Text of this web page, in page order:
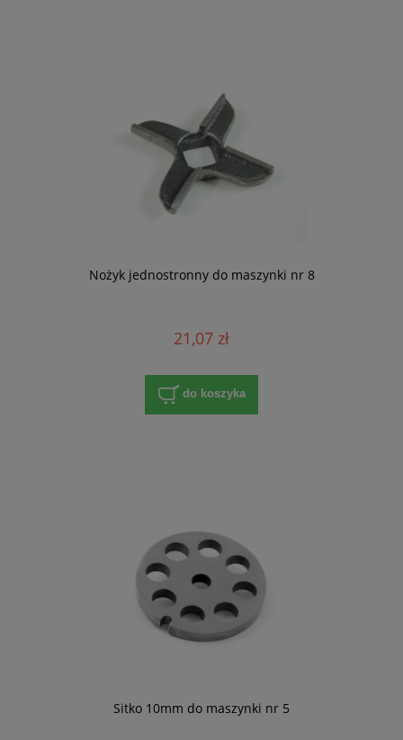
Nożyk jednostronny do maszynki nr 8
21,07 zł
do koszyka
Sitko 10mm do maszynki nr 5